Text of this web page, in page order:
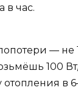
в час.
— не
100
в